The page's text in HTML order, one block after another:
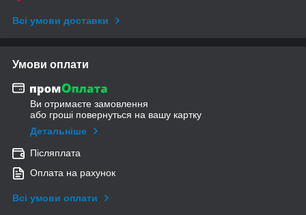
Всі умови доставки
Умови оплати
Ви отримаєте замовлення
або гроші повернуться на вашу картку
Детальніше
Післяплата
Оплата на рахунок
Всі умови оплати